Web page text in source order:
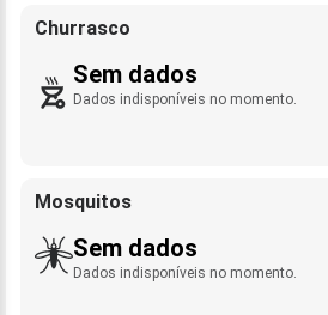
Churrasco
Sem dados
Dados indisponíveis no momento.
Mosquitos
Sem dados
Dados indisponíveis no momento.